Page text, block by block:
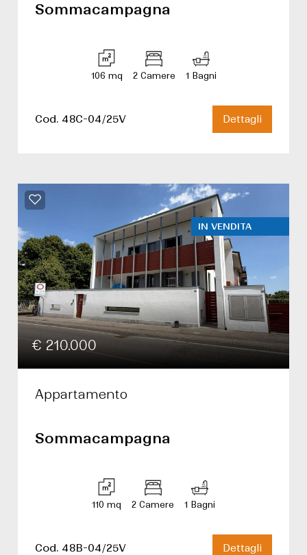
Sommacampagna
106 mq 2 Camere 1 Bagni
Cod. 48C-04/25V Dettagli
IN VENDITA
€ 210.000
Appartamento
Sommacampagna
110 mq 2 Camere 1 Bagni
Cod. 48B-04/25V Dettagli